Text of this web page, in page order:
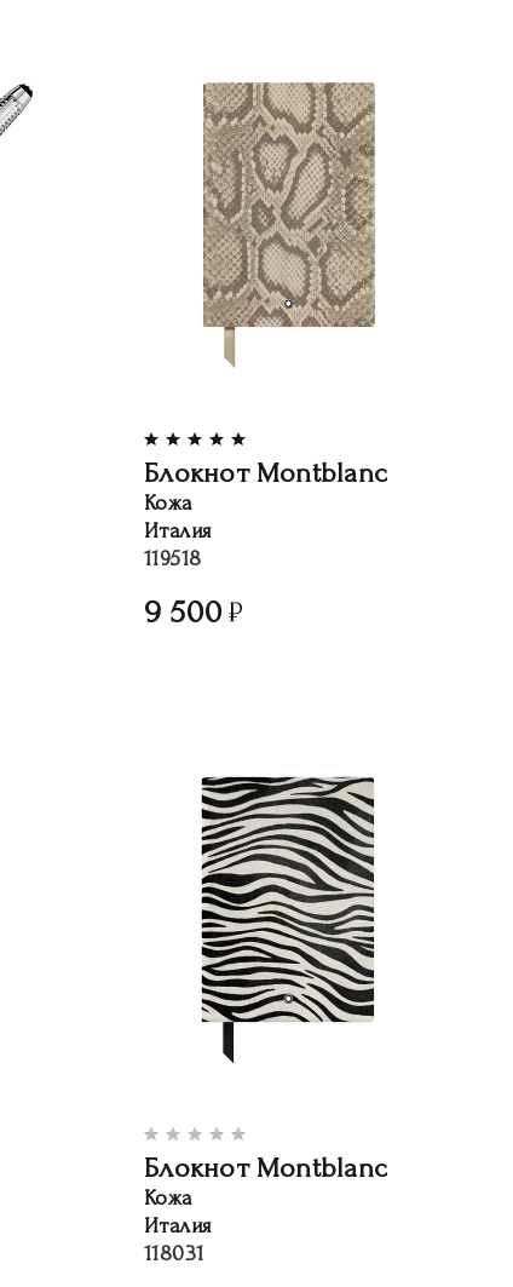
Блокнот Montblanc
Кожа
Италия
119518
9 500
Блокнот Montblanc
Кожа
Италия
118031